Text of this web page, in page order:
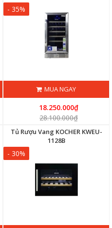
- 35%
MUA NGAY
18.250.000₫
28.100.000₫
Tủ Rượu Vang KOCHER KWEU-
1128B
- 30%